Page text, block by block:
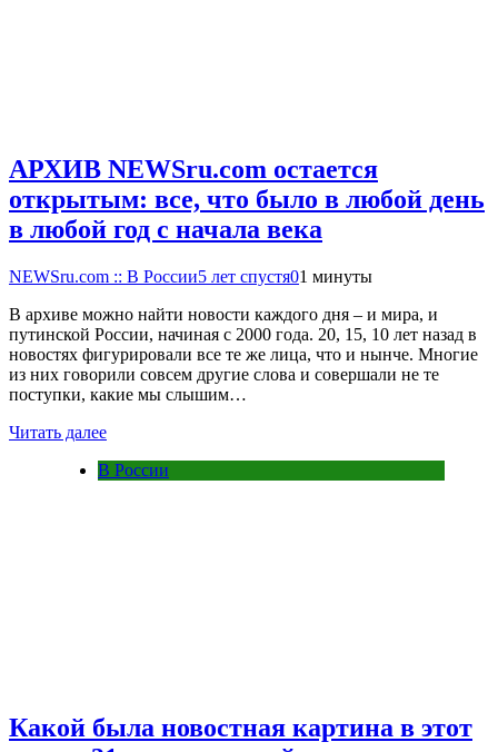
АРХИВ NEWSru.com остается
открытым: все, что было в любой день
в любой год с начала века
NEWSru.com :: В России5 лет спустя01 минуты
В архиве можно найти новости каждого дня – и мира, и
путинской России, начиная с 2000 года. 20, 15, 10 лет назад в
новостях фигурировали все те же лица, что и нынче. Многие
из них говорили совсем другие слова и совершали не те
поступки, какие мы слышим…
Читать далее
В России
Какой была новостная картина в этот